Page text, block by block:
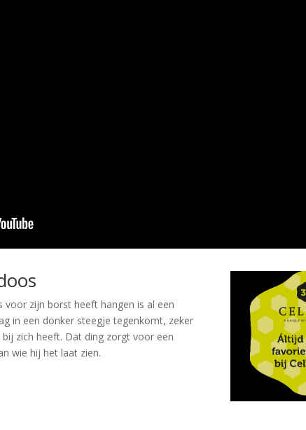
zijn borst heeft hangen is al een
in een donker steegje tegenkomt, zeker
zich heeft. Dat ding zorgt voor een
wie hij het laat zien.